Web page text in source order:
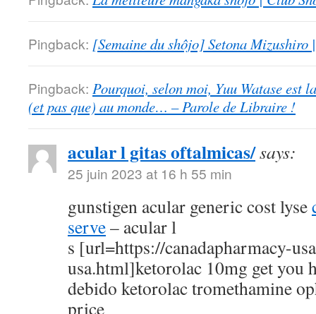
Pingback: [Semaine du shôjo] Setona Mizushiro
Pingback: Pourquoi, selon moi, Yuu Watase est
(et pas que) au monde… – Parole de Libraire !
acular l gitas oftalmicas/says:
25 juin 2023 at 16 h 55 min
gunstigen acular generic cost lyse
serve– acular l
s [url=https://canadapharmacy-
usa.html]ketorolac 10mg get you
debido ketorolac tromethamine
price